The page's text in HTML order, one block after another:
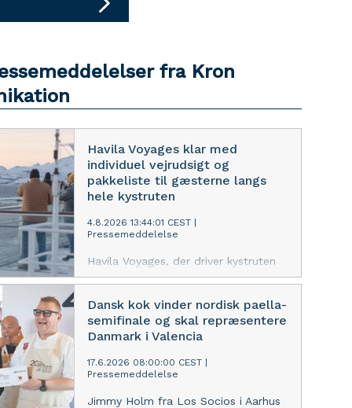
fra Kron
Havila Voyages klar med
individuel vejrudsigt og
pakkeliste til gæsterne langs
hele kystruten
4.8.2026 13:44:01 CEST
Pressemeddelelse
Havila Voyages, der driver kystruten
langs den norske kyst fra Bergen til
tjeneste, der hjælper gæsterne med
at forberede sig på rejsen langs
Norges kyst. Når gæsterne indtaster
deres rejsedetaljer, kan de se
vejrudsigten ved hver af rutens 34
Dansk kok vinder nordisk paella-
semifinale og skal repræsentere
Danmark i Valencia
17.6.2026 08:00:00 CEST
Pressemeddelelse
Jimmy Holm fra Los Socios i Aarhus